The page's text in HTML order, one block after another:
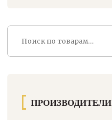
Искать:
ПРОИЗВОДИТЕЛИ